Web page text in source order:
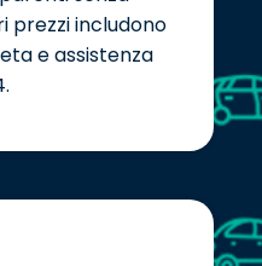
prezzi includono
e assistenza